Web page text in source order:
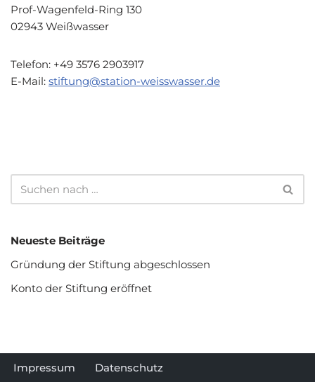
Prof-Wagenfeld-Ring 130
02943 Weißwasser
Telefon: +49 3576 2903917
E-Mail: stiftung@station-weisswasser.de
Neueste Beiträge
Gründung der Stiftung abgeschlossen
Konto der Stiftung eröffnet
Impressum Datenschutz